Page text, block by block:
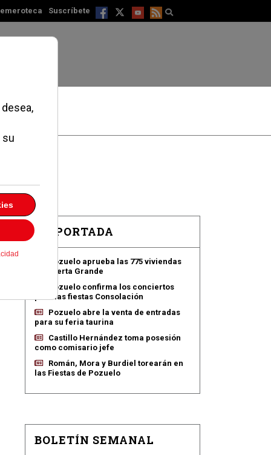
Suscríbete
EN PORTADA
Pozuelo aprueba las 775 viviendas
de Huerta Grande
Pozuelo confirma los conciertos
para las fiestas Consolación
Pozuelo abre la venta de entradas
para su feria taurina
Castillo Hernández toma posesión
como comisario jefe
Román, Mora y Burdiel torearán en
las Fiestas de Pozuelo
BOLETÍN SEMANAL